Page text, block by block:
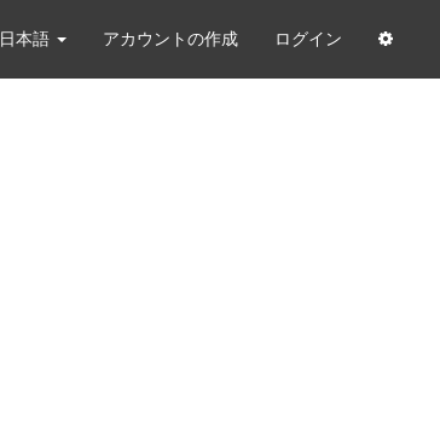
日本語 アカウントの作成 ログイン